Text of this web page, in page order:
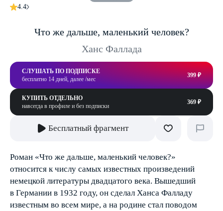
4.4
Что же дальше, маленький человек?
Ханс Фаллада
СЛУШАТЬ ПО ПОДПИСКЕ
бесплатно 14 дней, далее /мес
399 ₽
КУПИТЬ ОТДЕЛЬНО
навсегда в профиле и без подписки
369 ₽
Бесплатный фрагмент
Роман «Что же дальше, маленький человек?»
относится к числу самых известных произведений
немецкой литературы двадцатого века. Вышедший
в Германии в 1932 году, он сделал Ханса Фалладу
известным во всем мире, а на родине стал поводом